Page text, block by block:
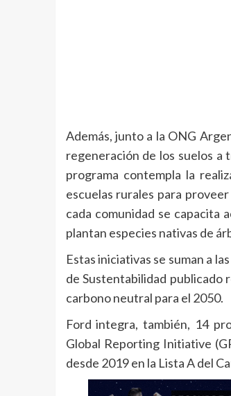
Además, junto a la ONG
regeneración de los suelos a
programa contempla la
escuelas rurales para
cada comunidad se capacita
plantan especies nativas de
Estas iniciativas se suman a
de Sustentabilidad publicado
carbono neutral para el 2050.
Ford integra, también, 14
Global Reporting Initiative
desde 2019 en la Lista A del